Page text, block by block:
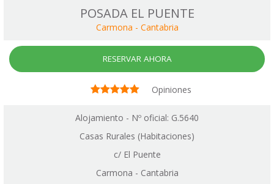
POSADA EL PUENTE
Carmona - Cantabria
RESERVAR AHORA
Opiniones
Alojamiento - Nº oficial: G.5640
Casas Rurales (Habitaciones)
c/ El Puente
Carmona - Cantabria